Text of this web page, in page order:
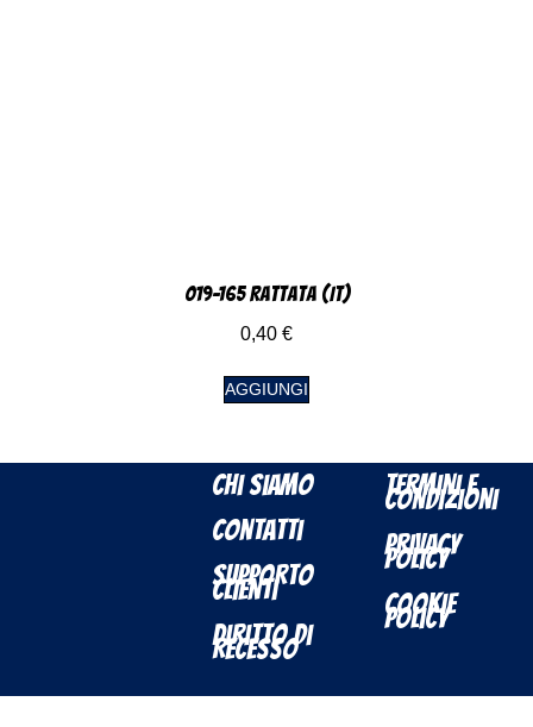
019-165 Rattata (IT)
0,40 €
AGGIUNGI
Chi Siamo
Contatti
Supporto
Clienti
Diritto di
Recesso
Termini e
Condizioni
Privacy
Policy
Cookie
Policy